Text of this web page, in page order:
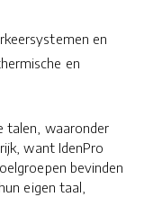
en
en
talen, waaronder
want IdenPro
bevinden
eigen taal,